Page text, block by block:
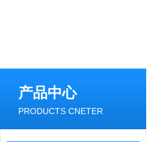
产品中心
PRODUCTS CNETER